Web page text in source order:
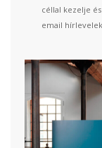
céllal kezelje
email